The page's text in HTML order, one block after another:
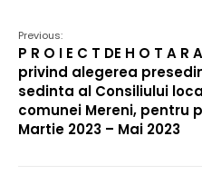
Previous:
P R O I E C T DE H O T A R
privind alegerea
sedinta al Consiliului
comunei Mereni, pentru
Martie 2023 – Mai 2023